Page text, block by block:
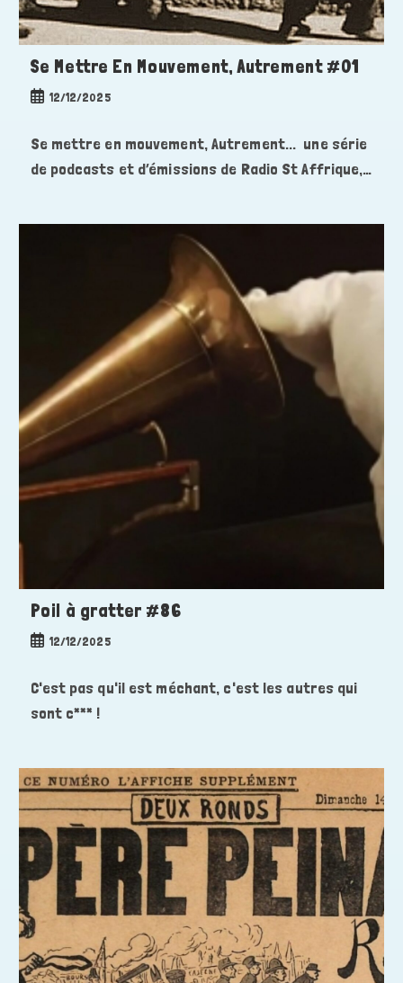
Se Mettre En Mouvement, Autrement #01
Publication
12/12/2025
Se mettre en mouvement, Autrement... une série
de podcasts et d’émissions de Radio St Affrique,…
Poil à gratter #86
Publication
12/12/2025
C'est pas qu'il est méchant, c'est les autres qui
sont c*** !